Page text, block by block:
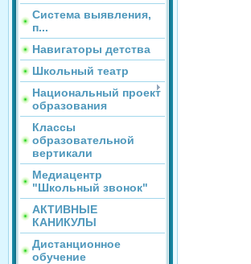
Система выявления,
п...
Навигаторы детства
Школьный театр
Национальный проект
образования
Классы
образовательной
вертикали
Медиацентр
"Школьный звонок"
АКТИВНЫЕ
КАНИКУЛЫ
Дистанционное
обучение